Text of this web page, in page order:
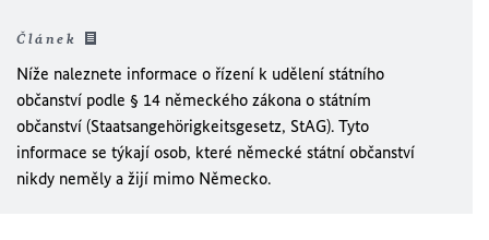
Článek
Níže naleznete informace o řízení k udělení státního
občanství podle § 14 německého zákona o státním
občanství (Staatsangehörigkeitsgesetz, StAG). Tyto
informace se týkají osob, které německé státní občanství
nikdy neměly a žijí mimo Německo.